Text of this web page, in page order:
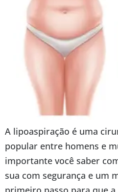
A lipoaspiração é uma
popular entre homens e
importante você saber
sua com segurança e um